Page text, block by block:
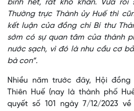
bình hết, rất khó khăn. Vừa rồi
Thường trực Thành ủy Huế thì
kết luận của đồng chí Bí thư
sớm có sự quan tâm của thành
nước sạch, vì đó là nhu cầu cơ
bà con”.
Nhiều năm trước đây, Hội
Thiên Huế (nay là thành phố
quyết số 101 ngày 7/12/2023